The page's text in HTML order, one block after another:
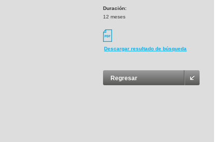
Duración:
12 meses
Descargar resultado de búsqueda
Regresar